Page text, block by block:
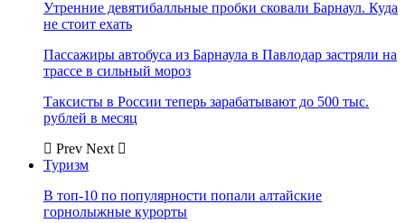
Утренние девятибалльные пробки сковали Барнаул. Куда
не стоит ехать
Пассажиры автобуса из Барнаула в Павлодар застряли на
трассе в сильный мороз
Таксисты в России теперь зарабатывают до 500 тыс.
рублей в месяц
Prev Next
Туризм
В топ-10 по популярности попали алтайские
горнолыжные курорты